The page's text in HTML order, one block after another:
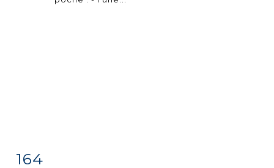
164